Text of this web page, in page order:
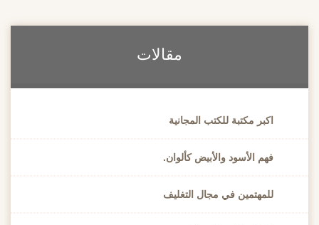
مقالات
اكبر مكتبة للكتب المجانية
فهم الأسود والأبيض كألوان.
للمهتمين في مجال التغليف